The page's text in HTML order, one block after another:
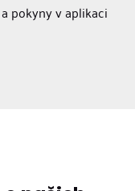
pokyny v aplikaci